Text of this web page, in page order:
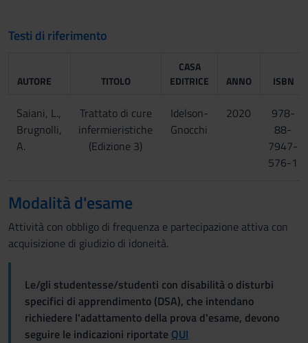
Testi di riferimento
AUTORE TITOLO
CASA
EDITRICE
ANNO ISBN
Saiani, L.,
Brugnolli,
A.
Trattato di cure
infermieristiche
(Edizione 3)
Idelson-
Gnocchi
2020
978-
88-
7947-
576-1
Modalità d'esame
Attività con obbligo di frequenza e partecipazione attiva con
acquisizione di giudizio di idoneità.
Le/gli studentesse/studenti con disabilità o disturbi
specifici di apprendimento (DSA), che intendano
richiedere l'adattamento della prova d'esame, devono
seguire le indicazioni riportate QUI